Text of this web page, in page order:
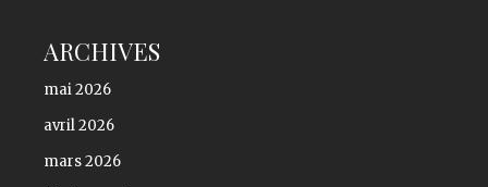
ARCHIVES
mai 2026
avril 2026
mars 2026